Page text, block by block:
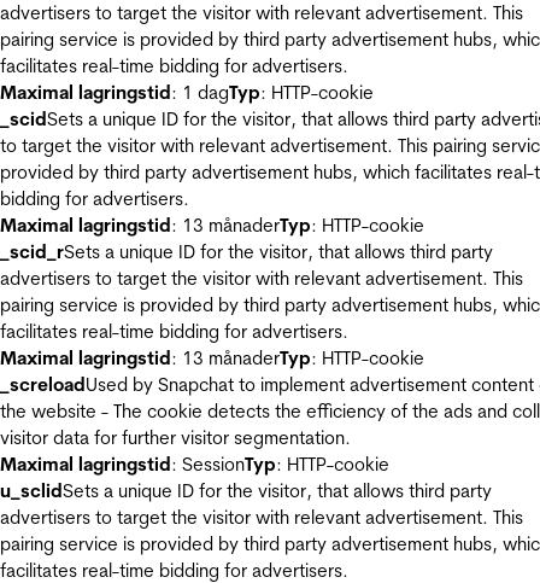
advertisers to target the visitor with relevant advertisement. This
pairing service is provided by third party advertisement hubs,
facilitates real-time bidding for advertisers.
Maximal lagringstid: 1 dagTyp: HTTP-cookie
_scidSets a unique ID for the visitor, that allows third party
to target the visitor with relevant advertisement. This pairing
provided by third party advertisement hubs, which facilitates real-
bidding for advertisers.
Maximal lagringstid: 13 månaderTyp: HTTP-cookie
_scid_rSets a unique ID for the visitor, that allows third party
advertisers to target the visitor with relevant advertisement. This
pairing service is provided by third party advertisement hubs,
facilitates real-time bidding for advertisers.
Maximal lagringstid: 13 månaderTyp: HTTP-cookie
_screloadUsed by Snapchat to implement advertisement content
the website - The cookie detects the efficiency of the ads and
visitor data for further visitor segmentation.
Maximal lagringstid: SessionTyp: HTTP-cookie
u_sclidSets a unique ID for the visitor, that allows third party
advertisers to target the visitor with relevant advertisement. This
pairing service is provided by third party advertisement hubs,
facilitates real-time bidding for advertisers.